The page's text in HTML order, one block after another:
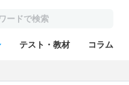
テスト・教材 コラム